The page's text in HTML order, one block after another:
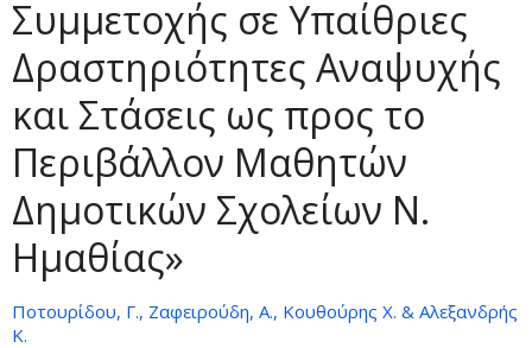
Συμμετοχής σε Υπαίθριες
Δραστηριότητες Αναψυχής
και Στάσεις ως προς το
Περιβάλλον Μαθητών
Δημοτικών Σχολείων Ν.
Ημαθίας»
Ποτουρίδου, Γ., Ζαφειρούδη, Α., Κουθούρης Χ. & Αλεξανδρής
Κ.